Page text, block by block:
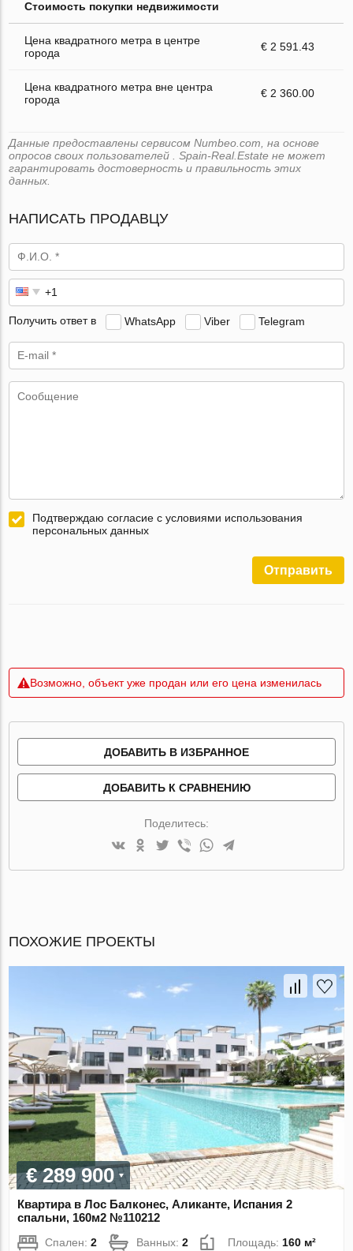
Стоимость покупки недвижимости
Цена квадратного метра в центре
города
€ 2 591.43
Цена квадратного метра вне центра
города
€ 2 360.00
Данные предоставлены сервисом Numbeo.com, на основе
опросов своих пользователей . Spain-Real.Estate не может
гарантировать достоверность и правильность этих
данных.
НАПИСАТЬ ПРОДАВЦУ
Получить ответ в WhatsApp Viber Telegram
Подтверждаю согласие с условиями использования
персональных данных
Отправить
Возможно, объект уже продан или его цена изменилась
ДОБАВИТЬ В ИЗБРАННОЕ
ДОБАВИТЬ К СРАВНЕНИЮ
Поделитесь:
ПОХОЖИЕ ПРОЕКТЫ
€ 289 900
Квартира в Лос Балконес, Аликанте, Испания 2
спальни, 160м2 №110212
Спален:2 Ванных:2 Площадь:160 м²